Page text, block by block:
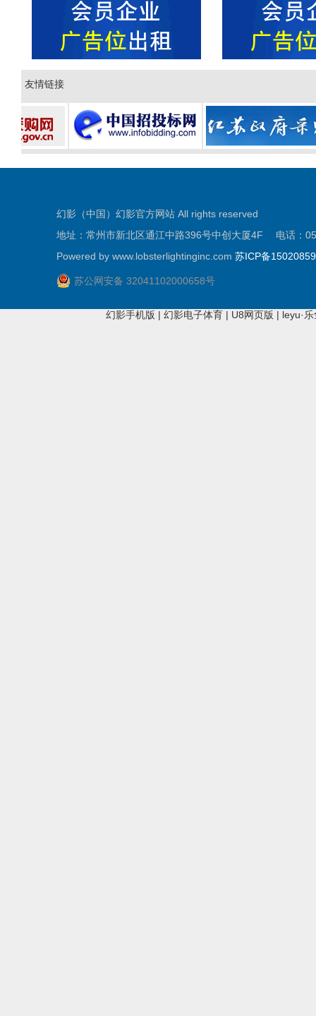
友情链接
幻影（中国）幻影官方网站 All rights reserved
地址：常州市新北区通江中路396号中创大厦4F 电话：
Powered by www.lobsterlightinginc.com 苏ICP备
苏公网安备 32041102000658号
幻影手机版 | 幻影电子体育| U8网页版 | leyu·